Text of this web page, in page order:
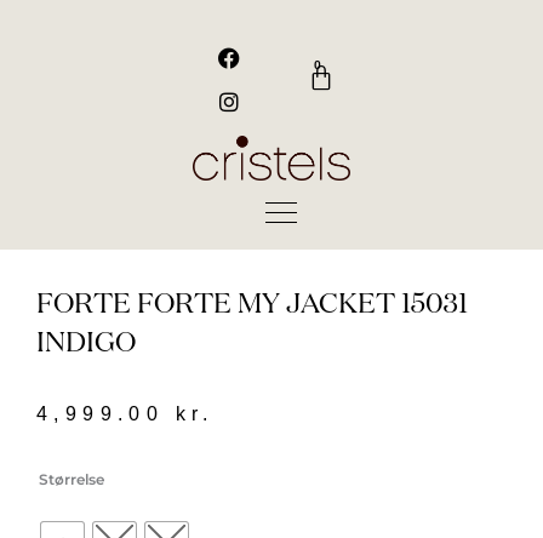
F
a
c
e
b
o
I
n
s
t
a
g
0
Kurv
FORTE FORTE MY JACKET 15031
INDIGO
4,999.00 kr.
Størrelse
my